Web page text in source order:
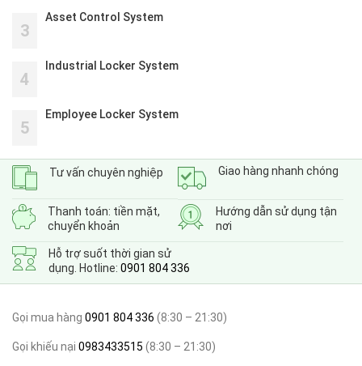
3
Asset Control System
4
Industrial Locker System
5
Employee Locker System
Tư vấn chuyên nghiệp Giao hàng nhanh chóng
Thanh toán: tiền mặt,
chuyển khoản
Hướng dẫn sử dụng tận
nơi
Hỗ trợ suốt thời gian sử
dụng. Hotline: 0901 804 336
Gọi mua hàng 0901 804 336 (8:30 – 21:30)
Gọi khiếu nại 0983433515 (8:30 – 21:30)